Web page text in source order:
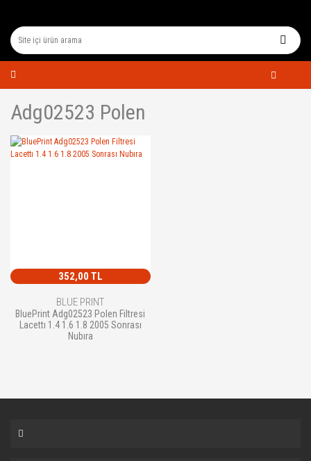
Adg02523 Polen
352,00 TL
BLUE PRINT
BluePrint Adg02523 Polen Filtresi
Lacettı 1.4 1.6 1.8 2005 Sonrası
Nubıra